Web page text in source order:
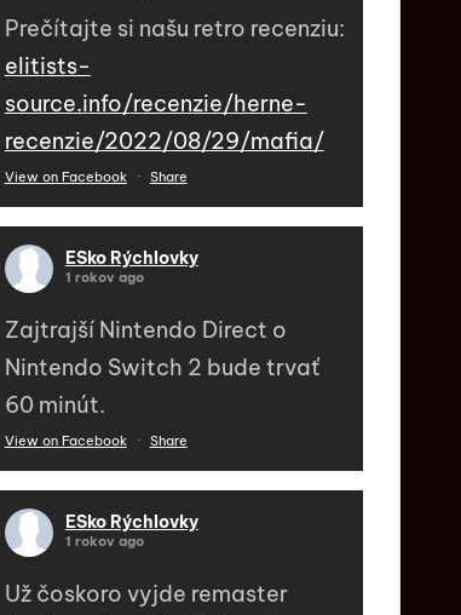
Prečítajte si našu retro recenziu:
elitists-
source.info/recenzie/herne-
recenzie/2022/08/29/mafia/
View on Facebook · Share
ESko Rýchlovky
1 rokov ago
Zajtrajší Nintendo Direct o
Nintendo Switch 2 bude trvať
60 minút.
View on Facebook · Share
ESko Rýchlovky
1 rokov ago
Už čoskoro vyjde remaster